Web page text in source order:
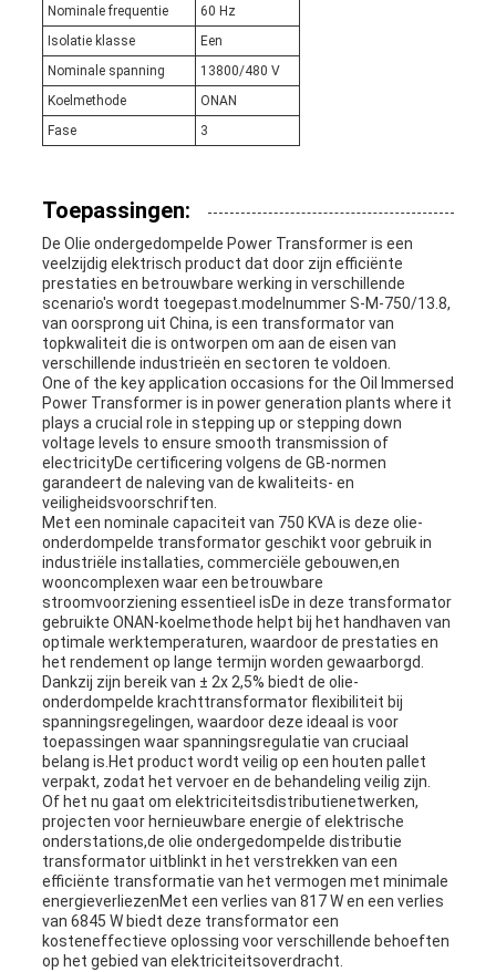
Nominale frequentie
60 Hz
Isolatie klasse
Een
Nominale spanning
13800/480 V
Koelmethode
ONAN
Fase
3
Toepassingen:
De Olie ondergedompelde Power Transformer is een
veelzijdig elektrisch product dat door zijn efficiënte
prestaties en betrouwbare werking in verschillende
scenario's wordt toegepast.modelnummer S-M-750/13.8,
van oorsprong uit China, is een transformator van
topkwaliteit die is ontworpen om aan de eisen van
verschillende industrieën en sectoren te voldoen.
One of the key application occasions for the Oil Immersed
Power Transformer is in power generation plants where it
plays a crucial role in stepping up or stepping down
voltage levels to ensure smooth transmission of
electricityDe certificering volgens de GB-normen
garandeert de naleving van de kwaliteits- en
veiligheidsvoorschriften.
Met een nominale capaciteit van 750 KVA is deze olie-
onderdompelde transformator geschikt voor gebruik in
industriële installaties, commerciële gebouwen,en
wooncomplexen waar een betrouwbare
stroomvoorziening essentieel isDe in deze transformator
gebruikte ONAN-koelmethode helpt bij het handhaven van
optimale werktemperaturen, waardoor de prestaties en
het rendement op lange termijn worden gewaarborgd.
Dankzij zijn bereik van ± 2x 2,5% biedt de olie-
onderdompelde krachttransformator flexibiliteit bij
spanningsregelingen, waardoor deze ideaal is voor
toepassingen waar spanningsregulatie van cruciaal
belang is.Het product wordt veilig op een houten pallet
verpakt, zodat het vervoer en de behandeling veilig zijn.
Of het nu gaat om elektriciteitsdistributienetwerken,
projecten voor hernieuwbare energie of elektrische
onderstations,de olie ondergedompelde distributie
transformator uitblinkt in het verstrekken van een
efficiënte transformatie van het vermogen met minimale
energieverliezenMet een verlies van 817 W en een verlies
van 6845 W biedt deze transformator een
kosteneffectieve oplossing voor verschillende behoeften
op het gebied van elektriciteitsoverdracht.